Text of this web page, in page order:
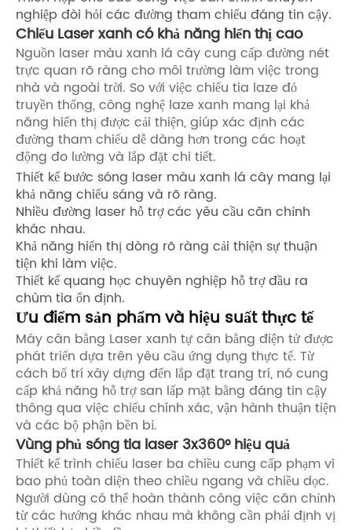
nghiệp đòi hỏi các đường tham chiếu đáng tin cậy.
Chiếu Laser xanh có khả năng hiển thị cao
Nguồn laser màu xanh lá cây cung cấp đường nét
trực quan rõ ràng cho môi trường làm việc trong
nhà và ngoài trời. So với việc chiếu tia laze đỏ
truyền thống, công nghệ laze xanh mang lại khả
năng hiển thị được cải thiện, giúp xác định các
đường tham chiếu dễ dàng hơn trong các hoạt
động đo lường và lắp đặt chi tiết.
Thiết kế bước sóng laser màu xanh lá cây mang lại
khả năng chiếu sáng và rõ ràng.
Nhiều đường laser hỗ trợ các yêu cầu căn chỉnh
khác nhau.
Khả năng hiển thị dòng rõ ràng cải thiện sự thuận
tiện khi làm việc.
Thiết kế quang học chuyên nghiệp hỗ trợ đầu ra
chùm tia ổn định.
Ưu điểm sản phẩm và hiệu suất thực tế
Máy cân bằng Laser xanh tự cân bằng điện tử được
phát triển dựa trên yêu cầu ứng dụng thực tế. Từ
cách bố trí xây dựng đến lắp đặt trang trí, nó cung
cấp khả năng hỗ trợ san lấp mặt bằng đáng tin cậy
thông qua việc chiếu chính xác, vận hành thuận tiện
và các bộ phận bền bỉ.
Vùng phủ sóng tia laser 3x360° hiệu quả
Thiết kế trình chiếu laser ba chiều cung cấp phạm vi
bao phủ toàn diện theo chiều ngang và chiều dọc.
Người dùng có thể hoàn thành công việc căn chỉnh
từ các hướng khác nhau mà không cần phải định vị